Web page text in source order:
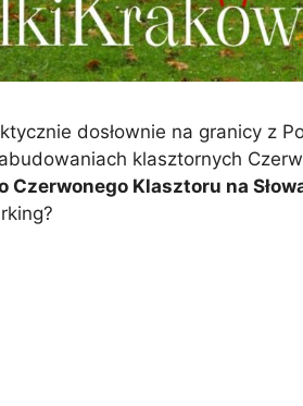
dosłownie na granicy z
klasztornych
Czerwonego Klasztoru na